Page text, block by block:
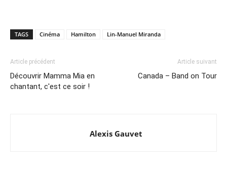
TAGS Cinéma Hamilton Lin-Manuel Miranda
Article précédent
Découvrir Mamma Mia en
chantant, c'est ce soir !
Article suivant
Canada – Band on Tour
Alexis Gauvet